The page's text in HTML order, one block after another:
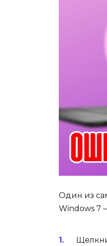
Один из
Windows 7